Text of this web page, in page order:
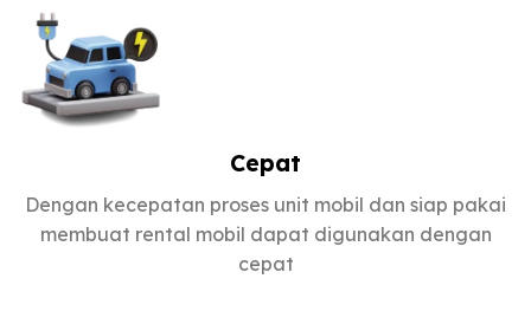
Cepat
Dengan kecepatan proses unit mobil dan siap pakai
membuat rental mobil dapat digunakan dengan
cepat